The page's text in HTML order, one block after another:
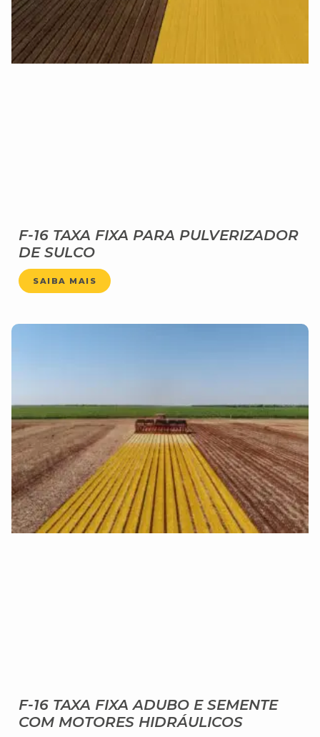
F-16 TAXA FIXA PARA PULVERIZADOR
DE SULCO
SAIBA MAIS
F-16 TAXA FIXA ADUBO E SEMENTE
COM MOTORES HIDRÁULICOS